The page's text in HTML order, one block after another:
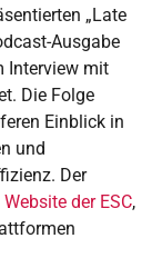
„Late
Ausgabe
Interview mit
Die Folge
Einblick in
und
Der
der ESC,